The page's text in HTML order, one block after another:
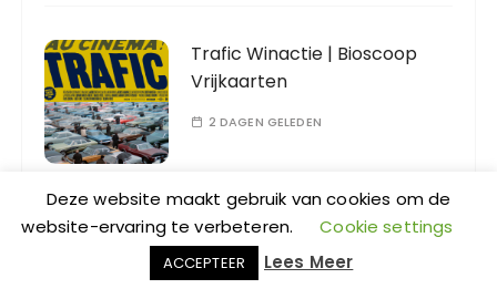
Trafic Winactie | Bioscoop
Vrijkaarten
2 DAGEN GELEDEN
Playtime Winactie | Bioscoop
Vrijkaarten
Deze website maakt gebruik van cookies om de
website-ervaring te verbeteren.
Cookie settings
ACCEPTEER Lees Meer